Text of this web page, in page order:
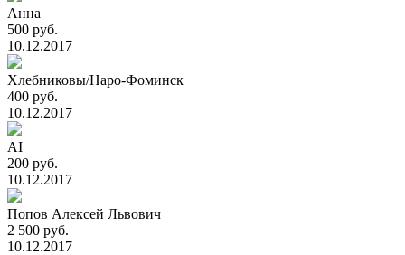
Анна
500 руб.
10.12.2017
Хлебниковы/Наро-Фоминск
400 руб.
10.12.2017
AI
200 руб.
10.12.2017
Попов Алексей Львович
2 500 руб.
10.12.2017